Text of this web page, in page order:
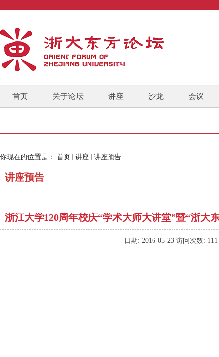
首页 关于论坛 讲座 沙龙 会议
你现在的位置是： 首页 讲座 讲座预告
讲座预告
浙江大学120周年校庆“学术大师大讲堂”暨“浙大
日期: 2016-05-23 访问次数: 111